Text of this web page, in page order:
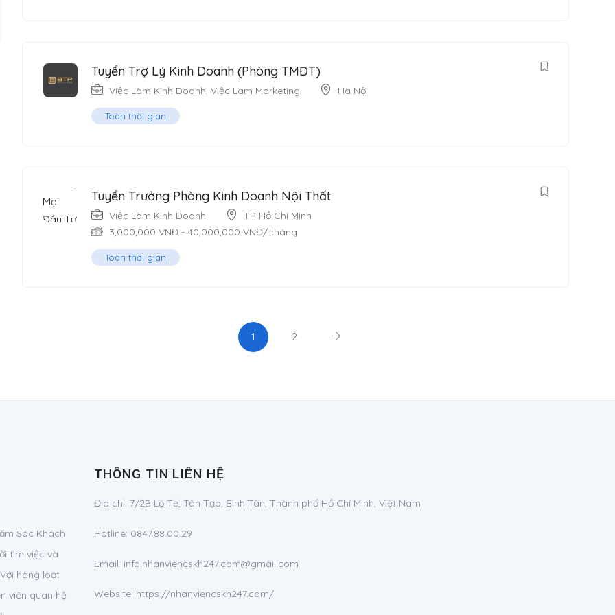
Tuyển Trợ Lý Kinh Doanh (Phòng TMĐT)
Việc Làm Kinh Doanh,Việc Làm Marketing Hà Nội
Toàn thời gian
Tuyển Trưởng Phòng Kinh Doanh Nội Thất
Việc Làm Kinh Doanh
TP Hồ Chí Minh
3,000,000 VNĐ -40,000,000 VNĐ/ tháng
Toàn thời gian
1 2
Sóc Khách
tìm việc và
hàng loạt
viên quan hệ
THÔNG TIN LIÊN HỆ
Địa chỉ: 7/2B Lộ Tẻ, Tân Tạo, Bình Tân, Thành phố Hồ Chí Minh, Việt Nam
Hotline: 0847.88.00.29
Email: info.nhanviencskh247.com@gmail.com
Website: https://nhanviencskh247.com/